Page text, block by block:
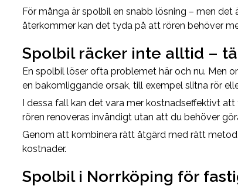
För många är spolbil en snabb lösning – men
återkommer kan det tyda på att rören behöver
Spolbil räcker inte alltid –
En spolbil löser ofta problemet här och nu. Men
en bakomliggande orsak, till exempel slitna rör
I dessa fall kan det vara mer kostnadseffektivt
rören renoveras invändigt utan att du behöver
Genom att kombinera rätt åtgärd med rätt
kostnader.
Spolbil i Norrköping för